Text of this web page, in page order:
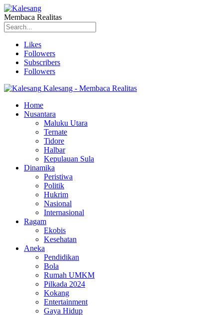
Membaca Realitas
Likes
Followers
Subscribers
Followers
Kalesang - Membaca Realitas
Home
Nusantara
Maluku Utara
Ternate
Tidore
Halbar
Kepulauan Sula
Dinamika
Peristiwa
Politik
Hukrim
Nasional
Internasional
Ragam
Ekobis
Kesehatan
Aneka
Pendidikan
Bola
Rumah UMKM
Pilkada 2024
Kokang
Entertainment
Gaya Hidup